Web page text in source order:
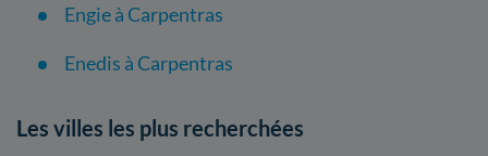
Engie à Carpentras
Enedis à Carpentras
Les villes les plus recherchées